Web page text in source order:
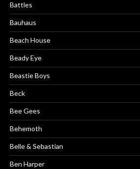
Battles
Bauhaus
Beach House
Beady Eye
Beastie Boys
Beck
Bee Gees
Behemoth
Belle & Sebastian
Ben Harper